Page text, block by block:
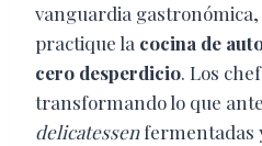
vanguardia
practique la cocina de
cero desperdicio. Los
transformando lo que
delicatessenfermentadas